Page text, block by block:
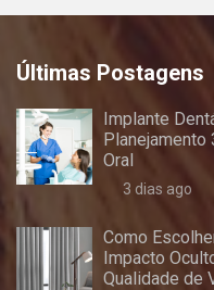
Últimas Postagens
Implante
Planejamento
Oral
3 dias ago
Como
Impacto
Qualidade de